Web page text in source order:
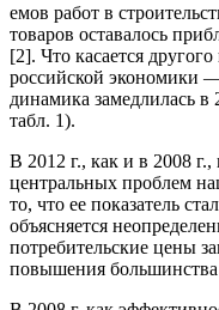
емов работ в
товаров оставалось
[2]. Что касается
российской экономики
динамика замедлилась в
табл. 1).
В 2012 г., как и в 2008
центральных проблем
то, что ее показатель
объясняется
потребительские цены
повышения